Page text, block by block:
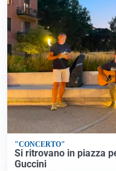
"CONCERTO"
Si ritrovano in piazza
Guccini